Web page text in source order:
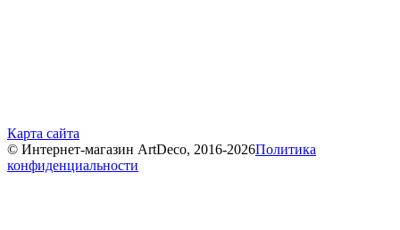
Карта сайта
© Интернет-магазин ArtDeco, 2016-2026Политика
конфиденциальности